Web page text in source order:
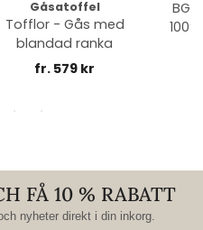
Gåsatoffel
Tofflor - Gås med
blandad ranka
fr. 579 kr
FÅ 10 % RABATT
nyheter direkt i din inkorg.